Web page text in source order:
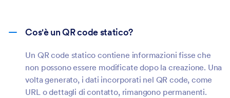
Cos'è un QR code statico?
Un QR code statico contiene informazioni fisse che
non possono essere modificate dopo la creazione. Una
volta generato, i dati incorporati nel QR code, come
URL o dettagli di contatto, rimangono permanenti.